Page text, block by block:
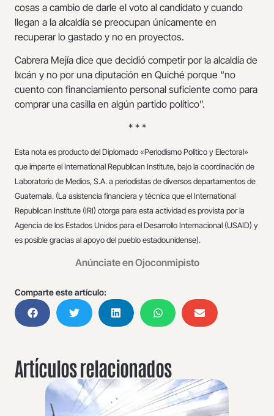
cosas a cambio de darle el voto al candidato y cuando
llegan a la alcaldía se preocupan únicamente en
recuperar lo gastado y no en proyectos.
Cabrera Mejía dice que decidió competir por la alcaldía de
Ixcán y no por una diputación en Quiché porque “no
cuento con financiamiento personal suficiente como para
comprar una casilla en algún partido político”.
* * *
Esta nota es producto del Diplomado «Periodismo Político y Electoral»
que imparte el International Republican Institute, bajo la coordinación de
Laboratorio de Medios, S.A. a periodistas de diversos departamentos de
Guatemala. (La asistencia financiera y técnica que el International
Republican Institute (IRI) otorga para esta actividad es provista por la
Agencia de los Estados Unidos para el Desarrollo Internacional (USAID) y
es posible gracias al apoyo del pueblo estadounidense).
Anúnciate en Ojoconmipisto
Comparte este artículo:
Artículos relacionados